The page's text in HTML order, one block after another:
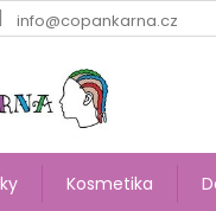
info@copankarna.cz
Kosmetika